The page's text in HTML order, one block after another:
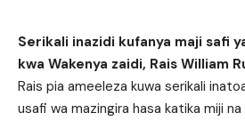
Serikali inazidi kufanya maji safi
kwa Wakenya zaidi, Rais William
Rais pia ameeleza kuwa serikali
usafi wa mazingira hasa katika miji